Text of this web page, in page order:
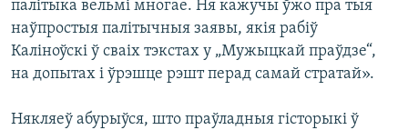
палітыка вельмі многае. Ня кажучы ўжо пра тыя
наўпростыя палітычныя заявы, якія рабіў
Каліноўскі ў сваіх тэкстах у „Мужыцкай праўдзе“,
на допытах і ўрэшце рэшт перад самай стратай».
Някляеў абурыўся, што праўладныя гісторыкі ў